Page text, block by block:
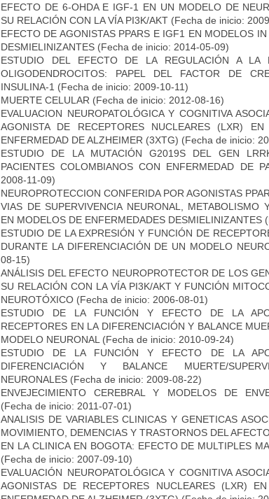
EFECTO DE 6-OHDA E IGF-1 EN UN MODELO DE
SU RELACIÓN CON LA VÍA PI3K/AKT (Fecha de inicio:
EFECTO DE AGONISTAS PPARS E IGF1 EN MODELOS
DESMIELINIZANTES (Fecha de inicio: 2014-05-09)
ESTUDIO DEL EFECTO DE LA REGULACIÓN A LA
OLIGODENDROCITOS: PAPEL DEL FACTOR DE
INSULINA-1 (Fecha de inicio: 2009-10-11)
MUERTE CELULAR (Fecha de inicio: 2012-08-16)
EVALUACION NEUROPATOLÓGICA Y COGNITIVA
AGONISTA DE RECEPTORES NUCLEARES (LXR)
ENFERMEDAD DE ALZHEIMER (3XTG) (Fecha de inicio:
ESTUDIO DE LA MUTACIÓN G2019S DEL GEN
PACIENTES COLOMBIANOS CON ENFERMEDAD DE
2008-11-09)
NEUROPROTECCION CONFERIDA POR AGONISTAS
VIAS DE SUPERVIVENCIA NEURONAL, METABOLISMO
EN MODELOS DE ENFERMEDADES DESMIELINIZANTES
ESTUDIO DE LA EXPRESIÓN Y FUNCIÓN DE
DURANTE LA DIFERENCIACIÓN DE UN MODELO
08-15)
ANÁLISIS DEL EFECTO NEUROPROTECTOR DE LOS
SU RELACIÓN CON LA VÍA PI3K/AKT Y FUNCIÓN
NEUROTÓXICO (Fecha de inicio: 2006-08-01)
ESTUDIO DE LA FUNCIÓN Y EFECTO DE LA
RECEPTORES EN LA DIFERENCIACIÓN Y BALANCE
MODELO NEURONAL (Fecha de inicio: 2010-09-24)
ESTUDIO DE LA FUNCIÓN Y EFECTO DE LA
DIFERENCIACIÓN Y BALANCE MUERTE/
NEURONALES (Fecha de inicio: 2009-08-22)
ENVEJECIMIENTO CEREBRAL Y MODELOS DE
(Fecha de inicio: 2011-07-01)
ANALISIS DE VARIABLES CLINICAS Y GENETICAS
MOVIMIENTO, DEMENCIAS Y TRASTORNOS DEL
EN LA CLINICA EN BOGOTA: EFECTO DE MULTIPLES
(Fecha de inicio: 2007-09-10)
EVALUACIÓN NEUROPATOLÓGICA Y COGNITIVA
AGONISTAS DE RECEPTORES NUCLEARES (LXR)